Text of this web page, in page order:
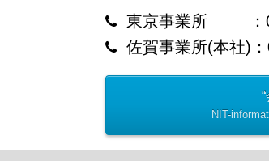
東京事業所 ：
佐賀事業所(本社)
NIT-